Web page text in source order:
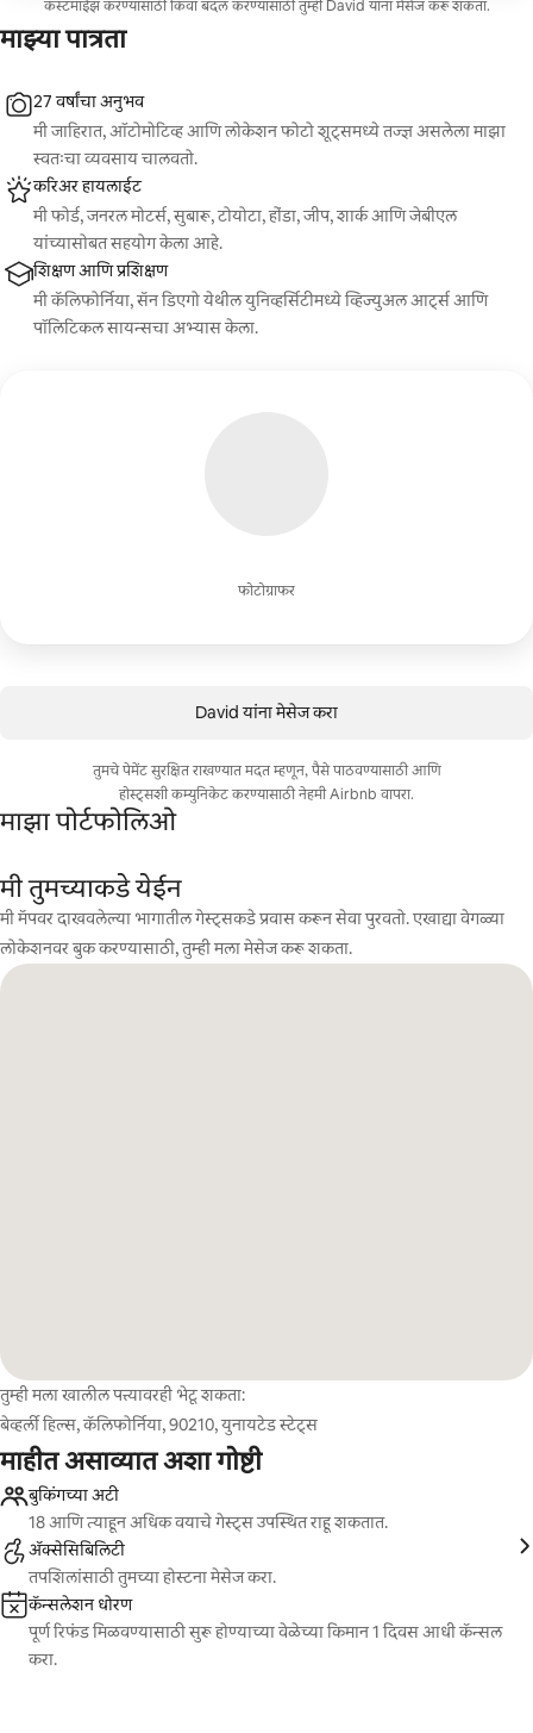
फोटो कॅप्चर करेन. तुम्हाला सर्व इमेजेसची JPEG गॅलरी तसेच तुम्ही
कस्टमाईझ करण्यासाठी किंवा बदल करण्यासाठी तुम्ही David यांना मेसेज करू शकता.
माझ्या पात्रता
फोटोग्राफर
27 वर्षांचा अनुभव
मी जाहिरात, ऑटोमोटिव्ह आणि लोकेशन फोटो शूट्समध्ये तज्ज्ञ असलेला माझा
स्वतःचा व्यवसाय चालवतो.
करिअर हायलाईट
मी फोर्ड, जनरल मोटर्स, सुबारू, टोयोटा, होंडा, जीप, शार्क आणि जेबीएल
यांच्यासोबत सहयोग केला आहे.
शिक्षण आणि प्रशिक्षण
मी कॅलिफोर्निया, सॅन डिएगो येथील युनिव्हर्सिटीमध्ये व्हिज्युअल आर्ट्स आणि
पॉलिटिकल सायन्सचा अभ्यास केला.
David यांना मेसेज करा
तुमचे पेमेंट सुरक्षित राखण्यात मदत म्हणून, पैसे पाठवण्यासाठी आणि
होस्ट्सशी कम्युनिकेट करण्यासाठी नेहमी Airbnb वापरा.
माझा पोर्टफोलिओ
मी तुमच्याकडे येईन
मी मॅपवर दाखवलेल्या भागातील गेस्ट्सकडे प्रवास करून सेवा पुरवतो. एखाद्या वेगळ्या
लोकेशनवर बुक करण्यासाठी, तुम्ही मला मेसेज करू शकता.
तुम्ही मला खालील पत्त्यावरही भेटू शकता:
बेव्हर्ली हिल्स, कॅलिफोर्निया, 90210, युनायटेड स्टेट्स
माहीत असाव्यात अशा गोष्टी
बुकिंगच्या अटी
18 आणि त्याहून अधिक वयाचे गेस्ट्स उपस्थित राहू शकतात.
ॲक्सेसिबिलिटी
तपशिलांसाठी तुमच्या होस्टना मेसेज करा.
कॅन्सलेशन धोरण
पूर्ण रिफंड मिळवण्यासाठी सुरू होण्याच्या वेळेच्या किमान 1 दिवस आधी कॅन्सल
करा.